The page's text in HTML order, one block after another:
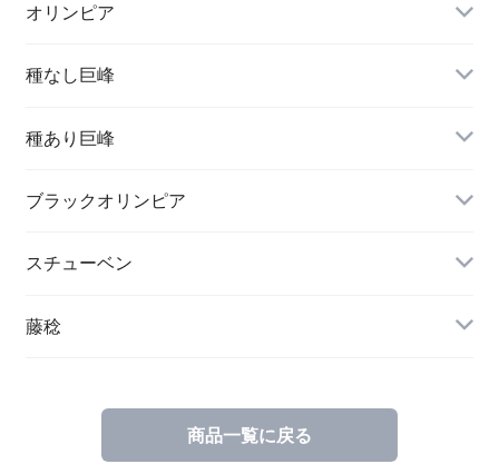
オリンピア
種なし巨峰
種あり巨峰
ブラックオリンピア
スチューベン
藤稔
商品一覧に戻る